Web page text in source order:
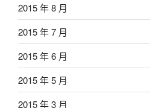
2015 年 8 月
2015 年 7 月
2015 年 6 月
2015 年 5 月
2015 年 3 月